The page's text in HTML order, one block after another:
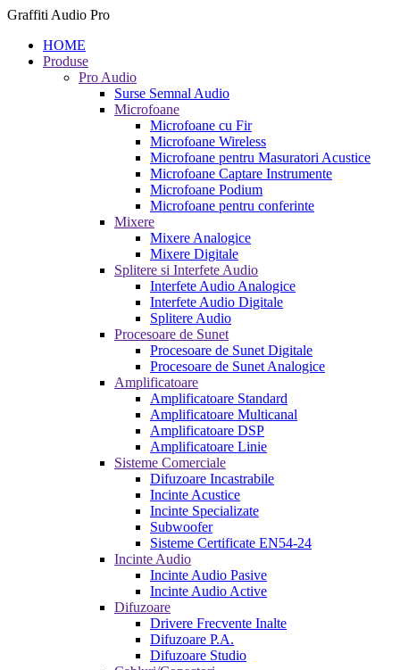
Graffiti Audio Pro
HOME
Produse
Pro Audio
Surse Semnal Audio
Microfoane
Microfoane cu Fir
Microfoane Wireless
Microfoane pentru Masuratori Acustice
Microfoane Captare Instrumente
Microfoane Podium
Microfoane pentru conferinte
Mixere
Mixere Analogice
Mixere Digitale
Splitere si Interfete Audio
Interfete Audio Analogice
Interfete Audio Digitale
Splitere Audio
Procesoare de Sunet
Procesoare de Sunet Digitale
Procesoare de Sunet Analogice
Amplificatoare
Amplificatoare Standard
Amplificatoare Multicanal
Amplificatoare DSP
Amplificatoare Linie
Sisteme Comerciale
Difuzoare Incastrabile
Incinte Acustice
Incinte Specializate
Subwoofer
Sisteme Certificate EN54-24
Incinte Audio
Incinte Audio Pasive
Incinte Audio Active
Difuzoare
Drivere Frecvente Inalte
Difuzoare P.A.
Difuzoare Studio